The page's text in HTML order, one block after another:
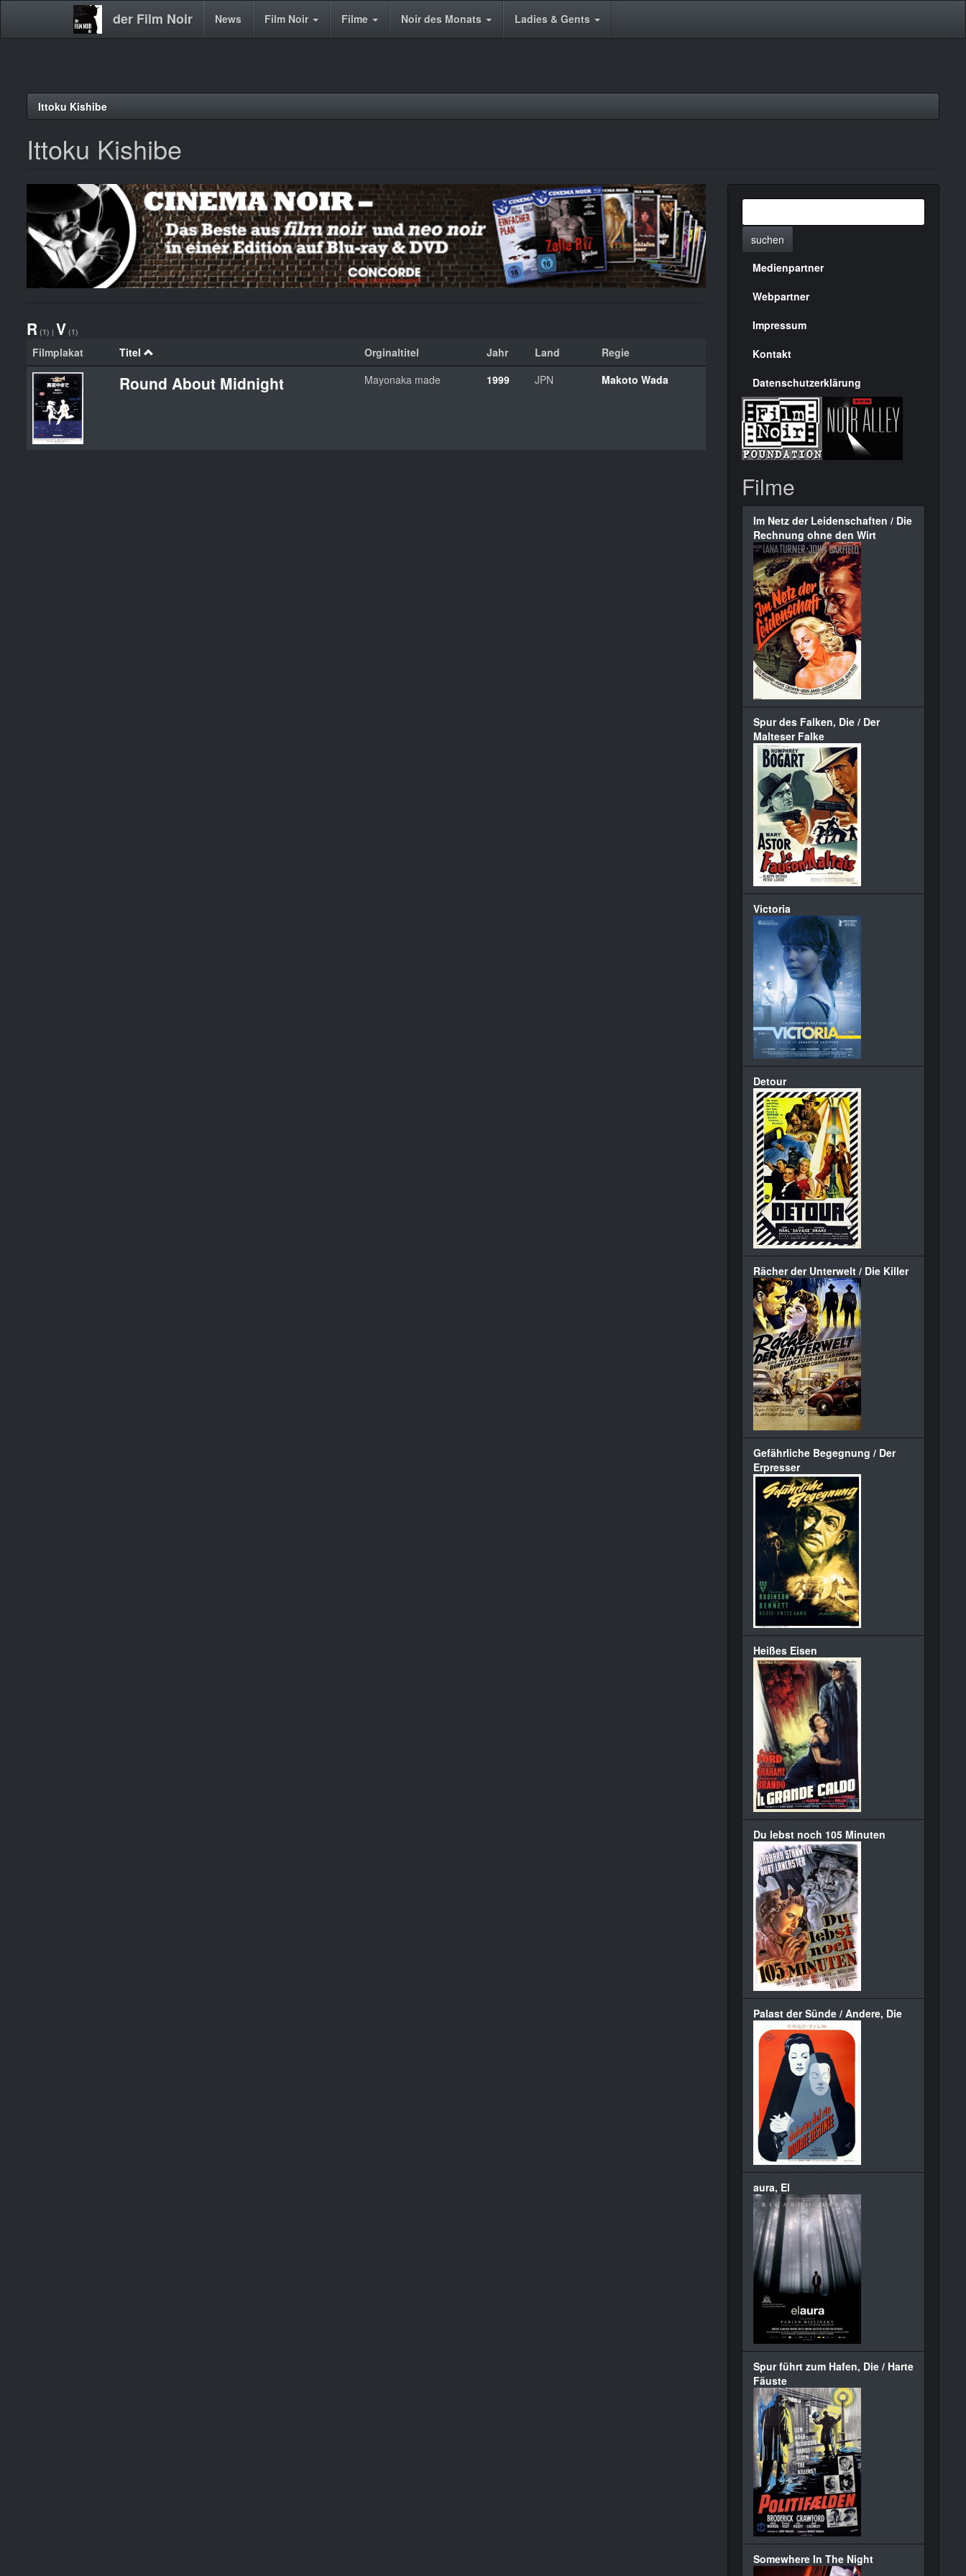
der Film Noir
Main News Film Noir Filme Noir des Monats Ladies & Gents
Ittoku Kishibe
Ittoku Kishibe
R (1) | V (1)
Filmplakat Titel Orginaltitel Jahr Land Regie
Round About Midnight Mayonaka made 1999 JPN Makoto Wada
suchen
Menülinks
rechte
Seite
Medienpartner
Webpartner
Impressum
Kontakt
Datenschutzerklärung
Filme
Im Netz der Leidenschaften / Die
Rechnung ohne den Wirt
Spur des Falken, Die / Der
Malteser Falke
Victoria
Detour
Rächer der Unterwelt / Die Killer
Gefährliche Begegnung / Der
Erpresser
Heißes Eisen
Du lebst noch 105 Minuten
Palast der Sünde / Andere, Die
aura, El
Spur führt zum Hafen, Die / Harte
Fäuste
Somewhere In The Night